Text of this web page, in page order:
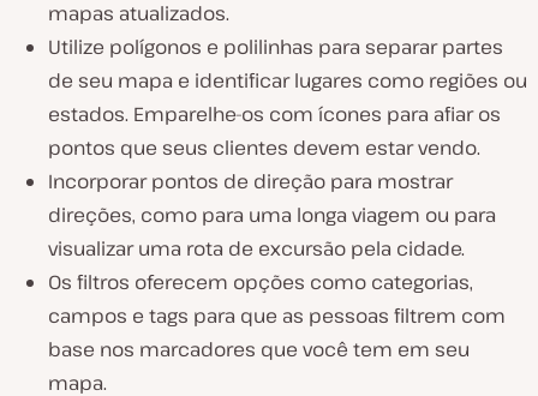
mapas atualizados.
Utilize polígonos e polilinhas para separar partes
de seu mapa e identificar lugares como regiões ou
estados. Emparelhe-os com ícones para afiar os
pontos que seus clientes devem estar vendo.
Incorporar pontos de direção para mostrar
direções, como para uma longa viagem ou para
visualizar uma rota de excursão pela cidade.
Os filtros oferecem opções como categorias,
campos e tags para que as pessoas filtrem com
base nos marcadores que você tem em seu
mapa.